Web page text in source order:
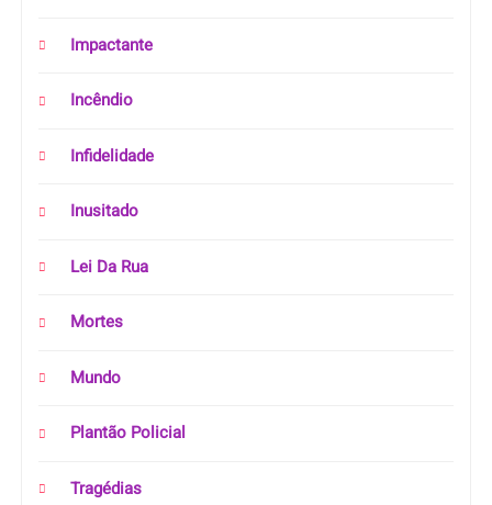
Impactante
Incêndio
Infidelidade
Inusitado
Lei Da Rua
Mortes
Mundo
Plantão Policial
Tragédias